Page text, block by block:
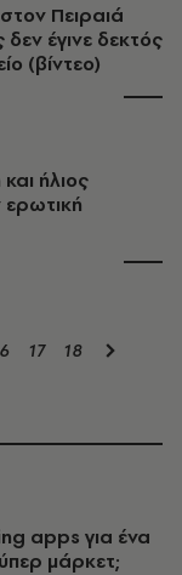
Πειραιά
δεν έγινε δεκτός
(βίντεο)
ήλιος
ερωτική
17 18
apps για ένα
μάρκετ;